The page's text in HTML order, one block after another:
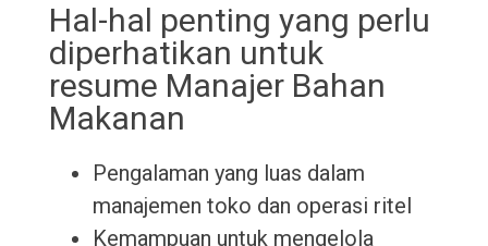
Hal-hal penting yang perlu
diperhatikan untuk
resume Manajer Bahan
Makanan
Pengalaman yang luas dalam
manajemen toko dan operasi ritel
Kemampuan untuk mengelola